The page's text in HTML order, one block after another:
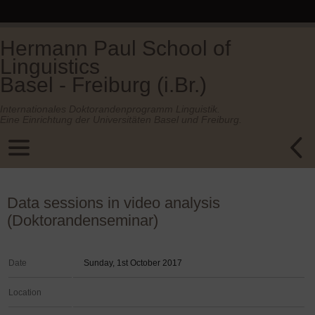
Hermann Paul School of
Linguistics
Basel - Freiburg (i.Br.)
Data sessions in video analysis
(Doktorandenseminar)
Date Sunday, 1st October 2017
Location